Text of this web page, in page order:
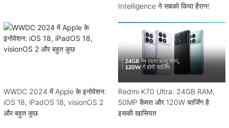
Intelligence ने सबको किया हैरान!
WWDC 2024 में Apple के इनोवेशन:
iOS 18, iPadOS 18, visionOS 2
और बहुत कुछ
Redmi K70 Ultra: 24GB RAM,
50MP कैमरा और 120W चार्जिंग है
इसकी खासियत